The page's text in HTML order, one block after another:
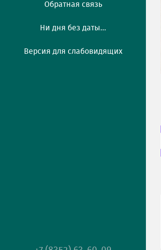
Обратная связь
Ни дня без даты...
Версия для слабовидящих